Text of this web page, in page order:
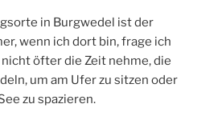
in Burgwedel ist der
wenn ich dort bin, frage ich
öfter die Zeit nehme, die
um am Ufer zu sitzen oder
zu spazieren.